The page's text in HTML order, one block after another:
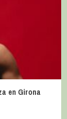
en Girona